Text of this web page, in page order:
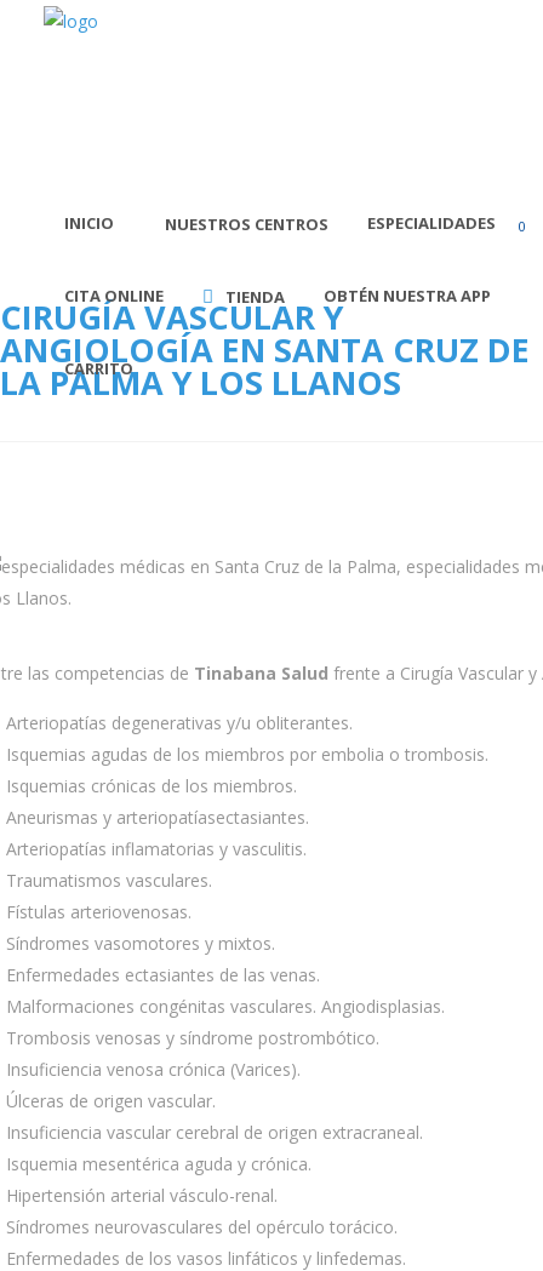
(+34) 922 41 02 02
Los Llanos de Aridane
Avda. Venezuela, 10. CC Trocadero (P.:3ª)
(+34) 922 46 47 77
INICIO NUESTROS CENTROS ESPECIALIDADES
CITA ONLINE TIENDA OBTÉN NUESTRA APP
CARRITO
0
CIRUGÍA VASCULAR Y
ANGIOLOGÍA EN SANTA CRUZ DE
LA PALMA Y LOS LLANOS
las competencias de Tinabana Salud frente a Cirugía Vascular
Arteriopatías degenerativas y/u obliterantes.
Isquemias agudas de los miembros por embolia o trombosis.
Isquemias crónicas de los miembros.
Aneurismas y arteriopatíasectasiantes.
Arteriopatías inflamatorias y vasculitis.
Traumatismos vasculares.
Fístulas arteriovenosas.
Síndromes vasomotores y mixtos.
Enfermedades ectasiantes de las venas.
Malformaciones congénitas vasculares. Angiodisplasias.
Trombosis venosas y síndrome postrombótico.
Insuficiencia venosa crónica (Varices).
Úlceras de origen vascular.
Insuficiencia vascular cerebral de origen extracraneal.
Isquemia mesentérica aguda y crónica.
Hipertensión arterial vásculo-renal.
Síndromes neurovasculares del opérculo torácico.
Enfermedades de los vasos linfáticos y linfedemas.